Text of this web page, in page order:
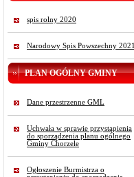
spis rolny 2020
Narodowy Spis Powszechny 2021
PLAN OGÓLNY GMINY
Dane przestrzenne GML
Uchwała w sprawie przystąpienia
do sporządzenia planu ogólnego
Gminy Chorzele
Ogłoszenie Burmistrza o